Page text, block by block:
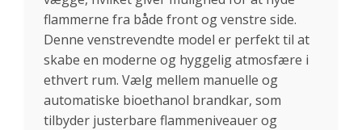
flammerne fra både front og venstre side.
Denne venstrevendte model er perfekt til at
skabe en moderne og hyggelig atmosfære i
ethvert rum. Vælg mellem manuelle og
automatiske bioethanol brandkar, som
tilbyder justerbare flammeniveauer og